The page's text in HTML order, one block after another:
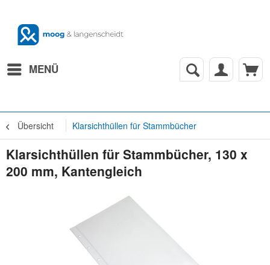
MENÜ
Übersicht Klarsichthüllen für Stammbücher
Klarsichthüllen für Stammbücher, 130 x
200 mm, Kantengleich